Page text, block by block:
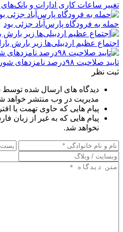
تغییر ساعات کاری ادارات و بانک‌های
حمله به فرودگاه پارس‌‌آباد جزئی بود
اجتماع عظیم اردبیلی‌ها زیر بارش
تایید صلاحیت ۹۸درصد نامزدهای شوراهای روستای اردبیل
ثبت نظر
دیدگاه های ارسال شده توسط
مدیریت در وب منتشر خواهد
پیام هایی که حاوی تهمت یا
پیام هایی که به غیر از زبان
نخواهد شد.